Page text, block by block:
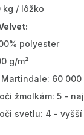
kg / lôžko
polyester
g/m²
60 000
žmolkám: 5 -
svetlu: 4 - vyšší